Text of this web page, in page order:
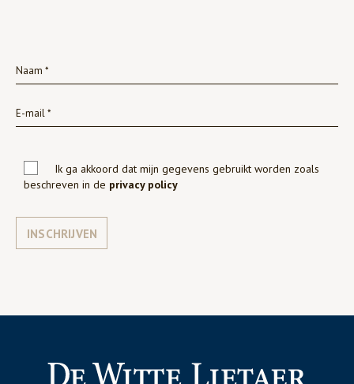
Ik ga akkoord dat mijn gegevens gebruikt worden zoals
beschreven in de privacy policy
INSCHRIJVEN